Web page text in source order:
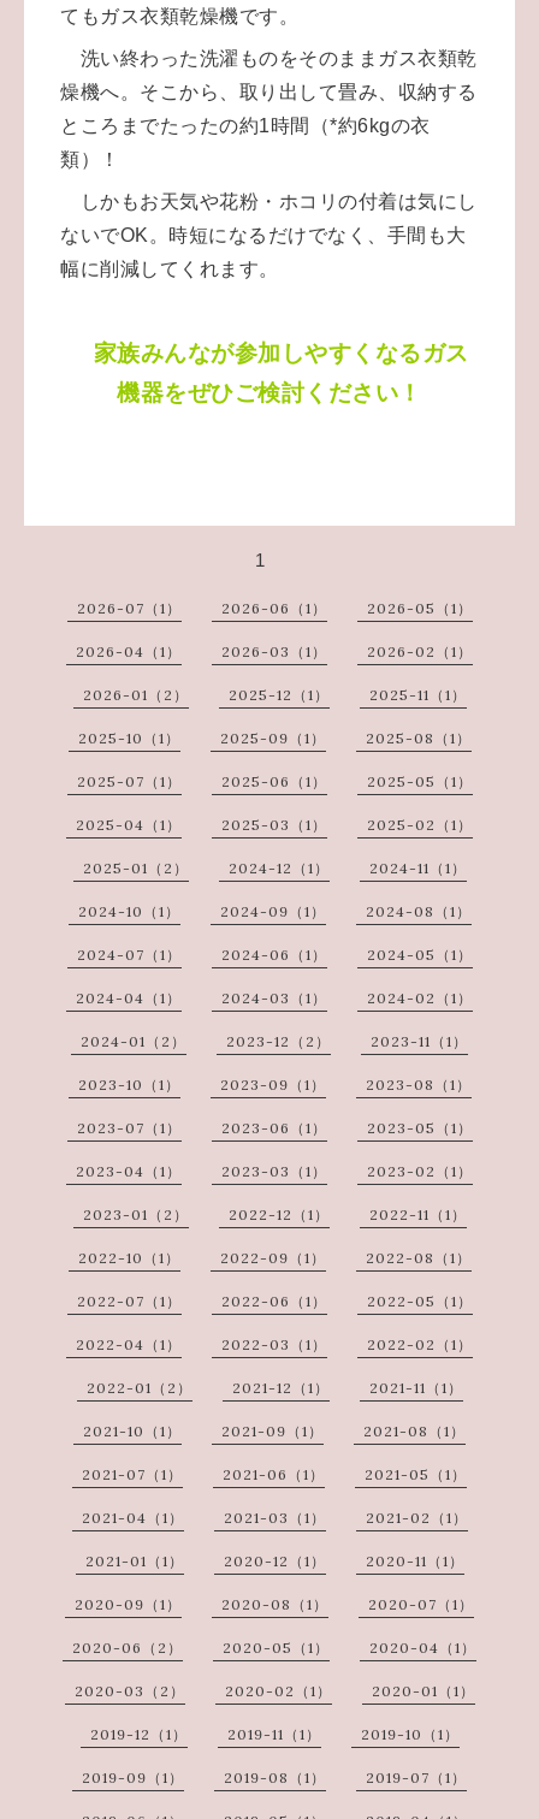
てもガス衣類乾燥機です。
洗い終わった洗濯ものをそのままガス衣類乾
燥機へ。そこから、取り出して畳み、収納する
ところまでたったの約1時間（*約6kgの衣
類）！
しかもお天気や花粉・ホコリの付着は気にし
ないでOK。時短になるだけでなく、手間も大
幅に削減してくれます。
家族みんなが参加しやすくなるガス
機器をぜひご検討ください！
1
2026-07（1） 2026-06（1） 2026-05（1）
2026-04（1） 2026-03（1） 2026-02（1）
2026-01（2） 2025-12（1） 2025-11（1）
2025-10（1） 2025-09（1） 2025-08（1）
2025-07（1） 2025-06（1） 2025-05（1）
2025-04（1） 2025-03（1） 2025-02（1）
2025-01（2） 2024-12（1） 2024-11（1）
2024-10（1） 2024-09（1） 2024-08（1）
2024-07（1） 2024-06（1） 2024-05（1）
2024-04（1） 2024-03（1） 2024-02（1）
2024-01（2） 2023-12（2） 2023-11（1）
2023-10（1） 2023-09（1） 2023-08（1）
2023-07（1） 2023-06（1） 2023-05（1）
2023-04（1） 2023-03（1） 2023-02（1）
2023-01（2） 2022-12（1） 2022-11（1）
2022-10（1） 2022-09（1） 2022-08（1）
2022-07（1） 2022-06（1） 2022-05（1）
2022-04（1） 2022-03（1） 2022-02（1）
2022-01（2） 2021-12（1） 2021-11（1）
2021-10（1） 2021-09（1） 2021-08（1）
2021-07（1） 2021-06（1） 2021-05（1）
2021-04（1） 2021-03（1） 2021-02（1）
2021-01（1） 2020-12（1） 2020-11（1）
2020-09（1） 2020-08（1） 2020-07（1）
2020-06（2） 2020-05（1） 2020-04（1）
2020-03（2） 2020-02（1） 2020-01（1）
2019-12（1） 2019-11（1） 2019-10（1）
2019-09（1） 2019-08（1） 2019-07（1）